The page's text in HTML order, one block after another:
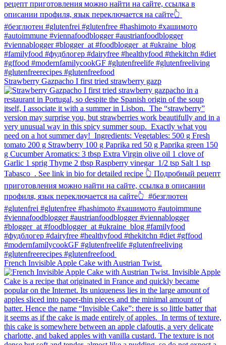
Strawberry Gazpacho⁠ I first tried strawberry gazp
French Invisible Apple Cake with Austrian Twist.⁠